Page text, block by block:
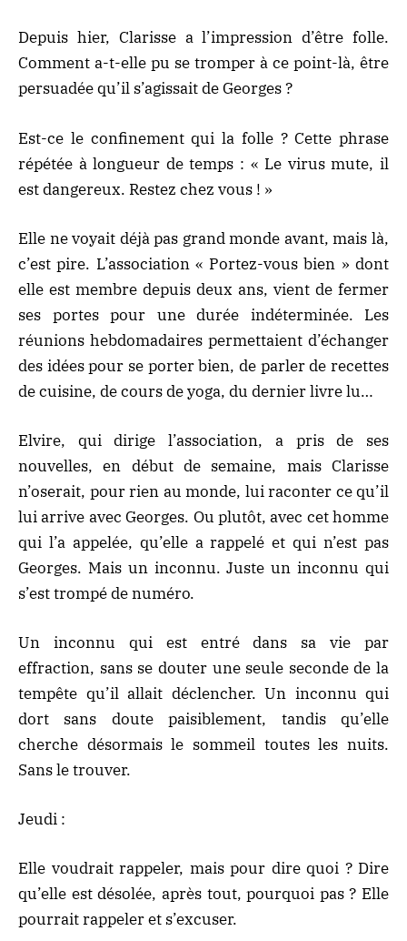
Depuis hier, Clarisse a l’impression d’être folle.
Comment a-t-elle pu se tromper à ce point-là, être
persuadée qu’il s’agissait de Georges ?
Est-ce le confinement qui la folle ? Cette phrase
répétée à longueur de temps : « Le virus mute, il
est dangereux. Restez chez vous ! »
Elle ne voyait déjà pas grand monde avant, mais là,
c’est pire. L’association « Portez-vous bien » dont
elle est membre depuis deux ans, vient de fermer
ses portes pour une durée indéterminée. Les
réunions hebdomadaires permettaient d’échanger
des idées pour se porter bien, de parler de recettes
de cuisine, de cours de yoga, du dernier livre lu…
Elvire, qui dirige l’association, a pris de ses
nouvelles, en début de semaine, mais Clarisse
n’oserait, pour rien au monde, lui raconter ce qu’il
lui arrive avec Georges. Ou plutôt, avec cet homme
qui l’a appelée, qu’elle a rappelé et qui n’est pas
Georges. Mais un inconnu. Juste un inconnu qui
s’est trompé de numéro.
Un inconnu qui est entré dans sa vie par
effraction, sans se douter une seule seconde de la
tempête qu’il allait déclencher. Un inconnu qui
dort sans doute paisiblement, tandis qu’elle
cherche désormais le sommeil toutes les nuits.
Sans le trouver.
Jeudi :
Elle voudrait rappeler, mais pour dire quoi ? Dire
qu’elle est désolée, après tout, pourquoi pas ? Elle
pourrait rappeler et s’excuser.